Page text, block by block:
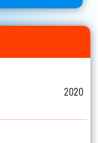
2020